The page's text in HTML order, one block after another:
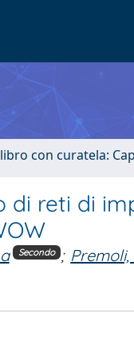
con curatela:
di reti di
Secondo ; Premoli,